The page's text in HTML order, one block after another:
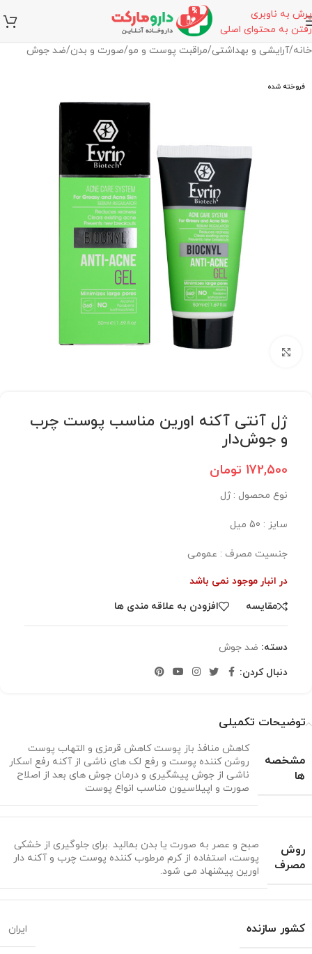
پرش به ناوبری
رفتن به محتوای اصلی
خانه/آرایشی و بهداشتی/مراقبت پوست و مو/صورت و بدن/ضد جوش
فروخته شده
برای بزرگنمایی کلیک کنید
ژل آنتی آکنه اورین مناسب پوست چرب
و جوش‌دار
172,500 تومان
نوع محصول : ژل
سایز : 50 میل
جنسیت مصرف : عمومی
در انبار موجود نمی باشد
مقایسه
افزودن به علاقه مندی ها
دسته: ضد جوش
دنبال کردن:
توضیحات تکمیلی
مشخصه
ها
کاهش منافذ باز پوست کاهش قرمزی و التهاب پوست
روشن کننده پوست و رفع لک های ناشی از آکنه رفع اسکار
ناشی از جوش پیشگیری و درمان جوش های بعد از اصلاح
صورت و اپیلاسیون مناسب انواع پوست
روش
مصرف
صبح و عصر به صورت یا بدن بمالید .برای جلوگیری از خشکی
پوست، استفاده از کرم مرطوب کننده پوست چرب و آکنه دار
اورین پیشنهاد می شود.
کشور سازنده ایران